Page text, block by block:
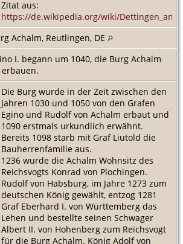
Zitat aus:
https://de.wikipedia.org/wiki/
Achalm, Reutlingen, DE
I. begann um 1040, die Burg Achalm
Die Burg wurde in der Zeit zwischen den
Jahren 1030 und 1050 von den Grafen
Egino und Rudolf von Achalm erbaut und
1090 erstmals urkundlich erwähnt.
Bereits 1098 starb mit Graf Liutold die
Bauherrenfamilie aus.
1236 wurde die Achalm Wohnsitz des
Reichsvogts Konrad von Plochingen.
Rudolf von Habsburg, im Jahre 1273 zum
deutschen König gewählt, entzog 1281
Graf Eberhard I. von Württemberg das
Lehen und bestellte seinen Schwager
Albert II. von Hohenberg zum Reichsvogt
für die Burg Achalm. König Adolf von